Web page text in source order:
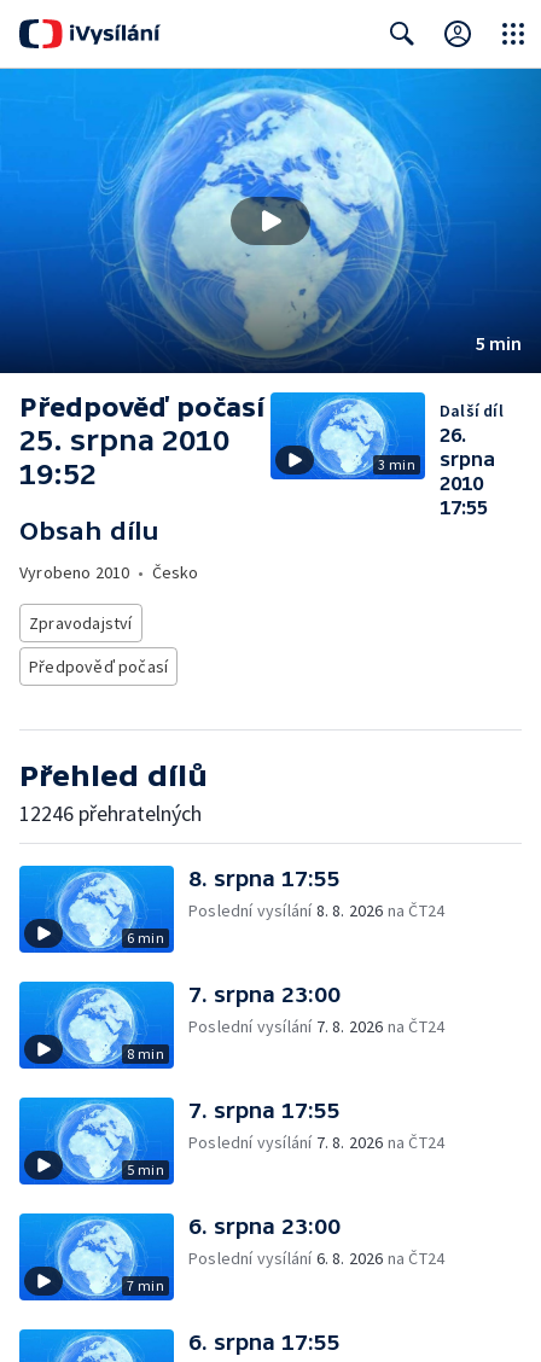
5 min
Předpověď počasí
25. srpna 2010
19:52
Obsah dílu
Vyrobeno 2010 • Česko
Zpravodajství
Předpověď počasí
3 min
Další díl
26.
srpna
2010
17:55
Přehled dílů
12246 přehratelných
6 min
8. srpna 17:55
Poslední vysílání8. 8. 2026 na ČT24
8 min
7. srpna 23:00
Poslední vysílání 7. 8. 2026 na ČT24
5 min
7. srpna 17:55
Poslední vysílání 7. 8. 2026 na ČT24
7 min
6. srpna 23:00
Poslední vysílání6. 8. 2026 na ČT24
6. srpna 17:55